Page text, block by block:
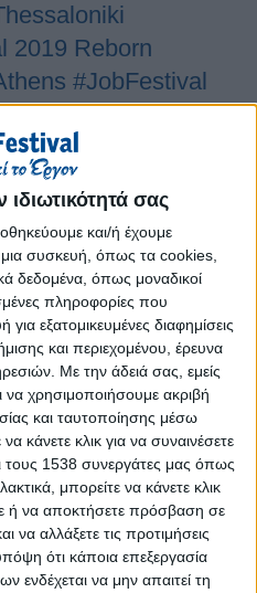
σας
και/ή έχουμε
συσκευή, όπως τα cookies,
δεδομένα, όπως μοναδικοί
πληροφορίες που
εξατομικευμένες διαφημίσεις
και περιεχομένου, έρευνα
Με την άδειά σας, εμείς
να χρησιμοποιήσουμε ακριβή
και ταυτοποίησης μέσω
κλικ για να συναινέσετε
τους 1538 συνεργάτες μας όπως
μπορείτε να κάνετε κλικ
ή να αποκτήσετε πρόσβαση σε
να αλλάξετε τις προτιμήσεις
ότι κάποια επεξεργασία
να μην απαιτεί τη
2019 Reborn
#JobFestival
2019
#JobFestival
2018
#JobFestival
2017
#JobFestival
#JobFestival